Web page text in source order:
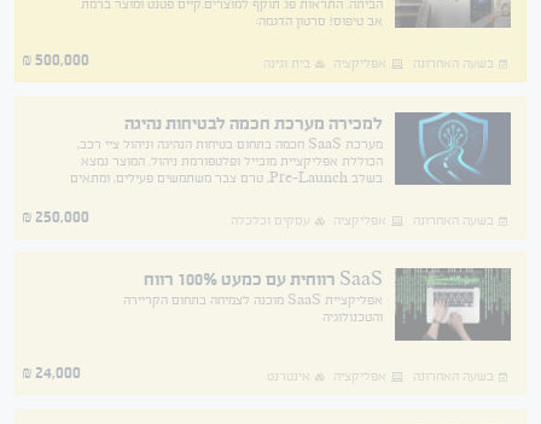
הביתה. התראות פג תוקף למוצרים.קיים פטנט ומוצר ברמת
אב טיפוס! סרטון הדגמה:
בשעה האחרונה אפליקציה בית וגינה 500,000
₪
למכירה מערכת חכמה לבטיחות נהיגה
מערכת SaaS חכמה בתחום בטיחות הנהיגה וניהול ציי רכב,
הכוללת אפליקציית מובייל ופלטפורמת ניהול. המוצר נמצא
בשלב Pre-Launch, טרם צבר משתמשים פעילים, ומתאים
בשעה האחרונה
אפליקציה עסקים וכלכלה 250,000
₪
SaaS רווחית עם כמעט 100% רווח
אפליקציית SaaS מוכנה לצמיחה בתחום הקריירה
והטכנולוגיה
בשעה האחרונה אפליקציה אינטרנט 24,000
₪